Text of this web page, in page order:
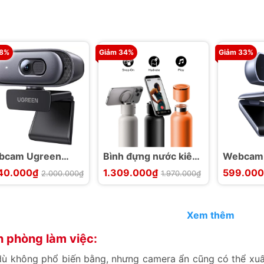
Ugreen
FullHD
2.000.000₫
Giảm 34%
Bình đựng nước kiêm
loa không dây từ tính
Momax 1-VIBE
1.309.000₫ 1.970.000₫
Giảm 33%
Webcam
CM678
dây
Xem thêm
phòng làm việc:
không phổ biến bằng, nhưng camera ẩn cũng có thể